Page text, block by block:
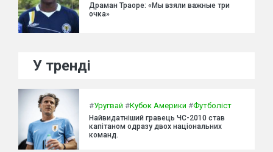
Драман Траоре: «Мы взяли важные три
очка»
У тренді
#Уругвай #Кубок Америки #Футболіст
Найвидатніший гравець ЧС-2010 став
капітаном одразу двох національних
команд.